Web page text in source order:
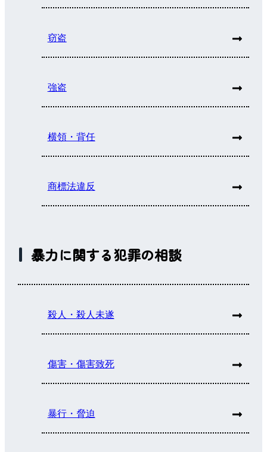
窃盗
強盗
横領・背任
商標法違反
暴力に関する犯罪の相談
殺人・殺人未遂
傷害・傷害致死
暴行・脅迫